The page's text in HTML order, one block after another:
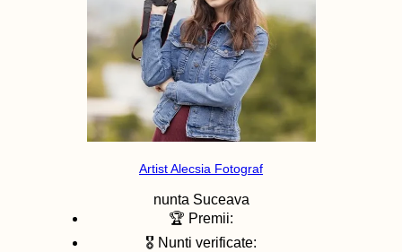
Artist Alecsia Fotograf
nunta Suceava
🏆 Premii:
🎖️ Nunti verificate: